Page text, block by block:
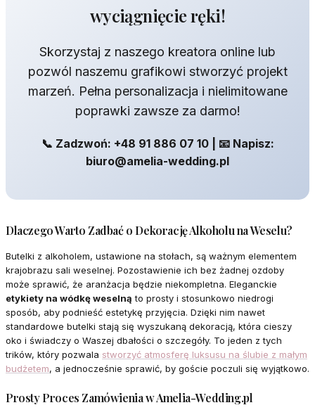
wyciągnięcie ręki!
Skorzystaj z naszego kreatora online lub
pozwól naszemu grafikowi stworzyć projekt
marzeń. Pełna personalizacja i nielimitowane
poprawki zawsze za darmo!
📞 Zadzwoń: +48 91 886 07 10 | 📧 Napisz:
biuro@amelia-wedding.pl
Dlaczego Warto Zadbać o Dekorację Alkoholu na Weselu?
Butelki z alkoholem, ustawione na stołach, są ważnym elementem
krajobrazu sali weselnej. Pozostawienie ich bez żadnej ozdoby
może sprawić, że aranżacja będzie niekompletna. Eleganckie
etykiety na wódkę weselną to prosty i stosunkowo niedrogi
sposób, aby podnieść estetykę przyjęcia. Dzięki nim nawet
standardowe butelki stają się wyszukaną dekoracją, która cieszy
oko i świadczy o Waszej dbałości o szczegóły. To jeden z tych
trików, który pozwala stworzyć atmosferę luksusu na ślubie z małym
budżetem, a jednocześnie sprawić, by goście poczuli się wyjątkowo.
Prosty Proces Zamówienia w Amelia-Wedding.pl